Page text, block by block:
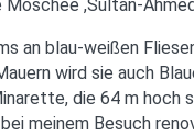
Moschee ,Sultan-
an blau-weißen
wird sie auch
die 64 m hoch
meinem Besuch